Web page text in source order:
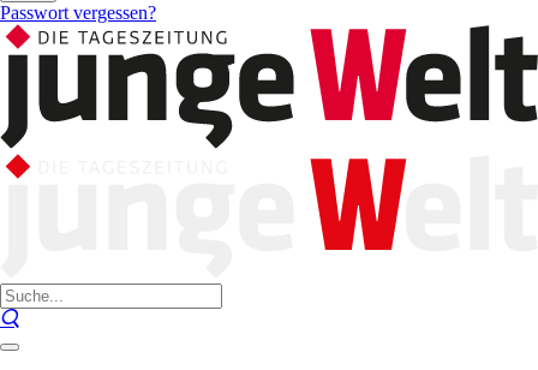
Passwort vergessen?